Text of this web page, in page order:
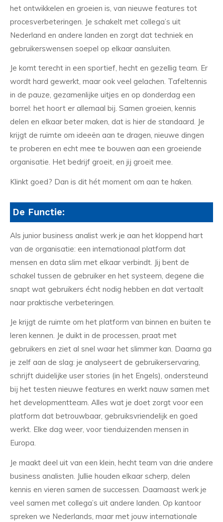
het ontwikkelen en groeien is, van nieuwe features tot
procesverbeteringen. Je schakelt met collega’s uit
Nederland en andere landen en zorgt dat techniek en
gebruikerswensen soepel op elkaar aansluiten.
Je komt terecht in een sportief, hecht en gezellig team. Er
wordt hard gewerkt, maar ook veel gelachen. Tafeltennis
in de pauze, gezamenlijke uitjes en op donderdag een
borrel: het hoort er allemaal bij. Samen groeien, kennis
delen en elkaar beter maken, dat is hier de standaard. Je
krijgt de ruimte om ideeën aan te dragen, nieuwe dingen
te proberen en echt mee te bouwen aan een groeiende
organisatie. Het bedrijf groeit, en jij groeit mee.
Klinkt goed? Dan is dit hét moment om aan te haken.
De Functie:
Als junior business analist werk je aan het kloppend hart
van de organisatie: een internationaal platform dat
mensen en data slim met elkaar verbindt. Jij bent de
schakel tussen de gebruiker en het systeem, degene die
snapt wat gebruikers écht nodig hebben en dat vertaalt
naar praktische verbeteringen.
Je krijgt de ruimte om het platform van binnen en buiten te
leren kennen. Je duikt in de processen, praat met
gebruikers en ziet al snel waar het slimmer kan. Daarna ga
je zelf aan de slag: je analyseert de gebruikerservaring,
schrijft duidelijke user stories (in het Engels), ondersteund
bij het testen nieuwe features en werkt nauw samen met
het developmentteam. Alles wat je doet zorgt voor een
platform dat betrouwbaar, gebruiksvriendelijk en goed
werkt. Elke dag weer, voor tienduizenden mensen in
Europa.
Je maakt deel uit van een klein, hecht team van drie andere
business analisten. Jullie houden elkaar scherp, delen
kennis en vieren samen de successen. Daarnaast werk je
veel samen met collega’s uit andere landen. Op kantoor
spreken we Nederlands, maar met jouw internationale